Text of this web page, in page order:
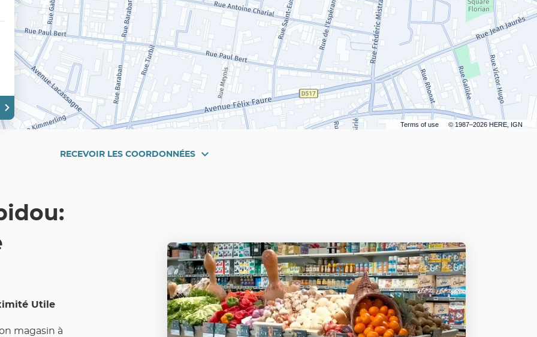
Terms of use © 1987–2026 HERE, IGN
RECEVOIR LES COORDONNÉES
Utile
magasin à